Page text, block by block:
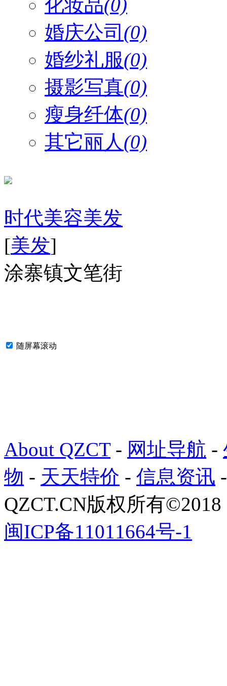
化妆品(0)
婚庆公司 (0)
婚纱礼服(0)
摄影写真(0)
瘦身纤体(0)
其它丽人(0)
时代美容美发
[美发]
涂寨镇文笔街
随屏幕滚动
About QZCT- 网址导航 -
物 - 天天特价 - 信息资讯
QZCT.CN版权所有
闽ICP备11011664号-1